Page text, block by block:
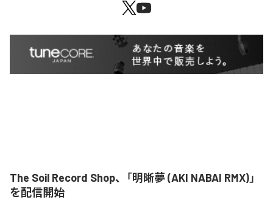
The Soil Record Shop、「明晰夢 (AKI NABAI RMX)」
を配信開始